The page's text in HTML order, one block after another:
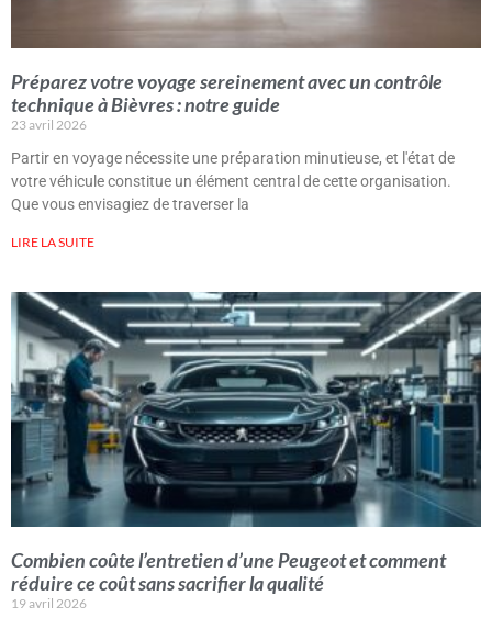
Préparez votre voyage sereinement avec un contrôle
technique à Bièvres : notre guide
23 avril 2026
Partir en voyage nécessite une préparation minutieuse, et l'état de
votre véhicule constitue un élément central de cette organisation.
Que vous envisagiez de traverser la
LIRE LA SUITE
Combien coûte l’entretien d’une Peugeot et comment
réduire ce coût sans sacrifier la qualité
19 avril 2026